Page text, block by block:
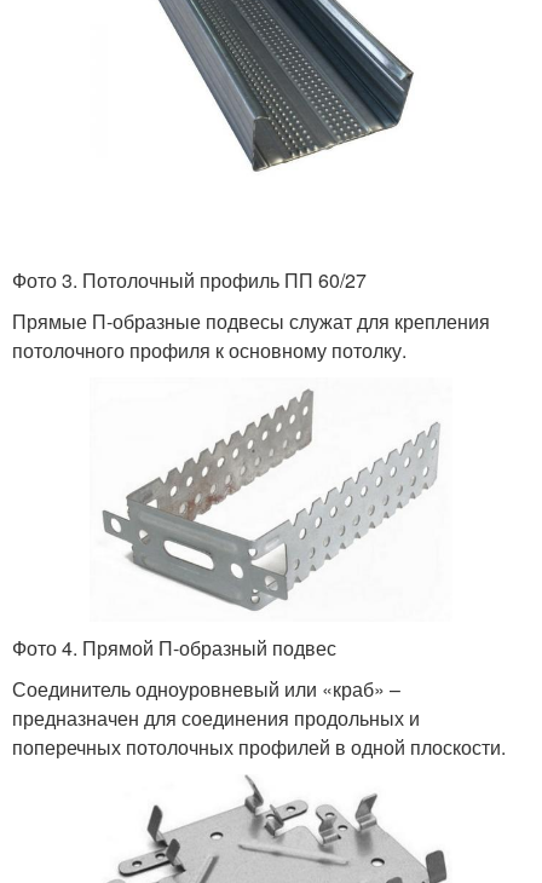
Фото 3. Потолочный профиль ПП 60/27
Прямые П-образные подвесы служат для крепления
потолочного профиля к основному потолку.
Фото 4. Прямой П-образный подвес
Соединитель одноуровневый или «краб» –
предназначен для соединения продольных и
поперечных потолочных профилей в одной плоскости.